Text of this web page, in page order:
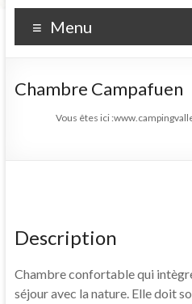
Menu
Chambre Campafuen
Vous êtes ici :
Description
Chambre confortable qui
séjour avec la nature. Elle doit